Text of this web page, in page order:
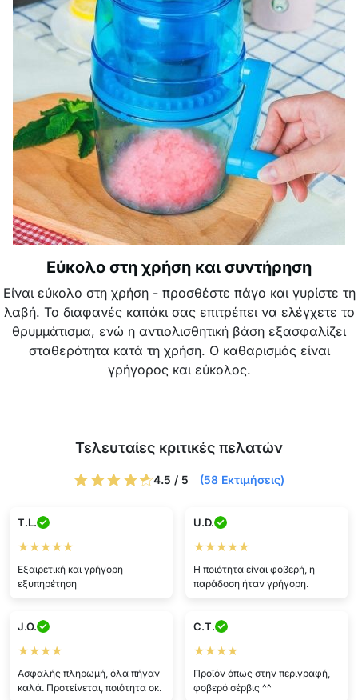
Εύκολο στη χρήση και συντήρηση
Είναι εύκολο στη χρήση - προσθέστε πάγο και γυρίστε τη
λαβή. Το διαφανές καπάκι σας επιτρέπει να ελέγχετε το
θρυμμάτισμα, ενώ η αντιολισθητική βάση εξασφαλίζει
σταθερότητα κατά τη χρήση. Ο καθαρισμός είναι
γρήγορος και εύκολος.
Τελευταίες κριτικές πελατών
4.5 / 5 (58 Εκτιμήσεις)
T.L.
★★★★★
Εξαιρετική και γρήγορη
εξυπηρέτηση
U.D.
★★★★★
Η ποιότητα είναι φοβερή, η
παράδοση ήταν γρήγορη.
J.O.
★★★★
Ασφαλής πληρωμή, όλα πήγαν
καλά. Προτείνεται, ποιότητα οκ.
C.T.
★★★★
Προϊόν όπως στην περιγραφή,
φοβερό σέρβις ^^